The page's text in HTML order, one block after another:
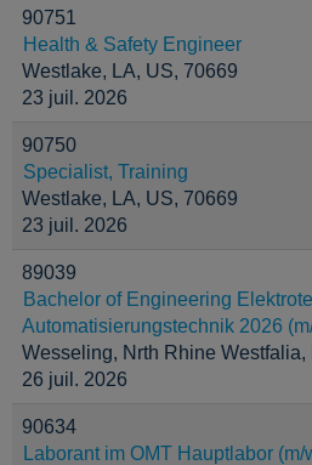
90751
Health & Safety Engineer
Westlake, LA, US, 70669
23 juil. 2026
90750
Specialist, Training
Westlake, LA, US, 70669
23 juil. 2026
89039
Bachelor of Engineering
Automatisierungstechnik 2026
Wesseling, Nrth Rhine Westfalia,
26 juil. 2026
90634
Laborant im OMT Hauptlabor (m/